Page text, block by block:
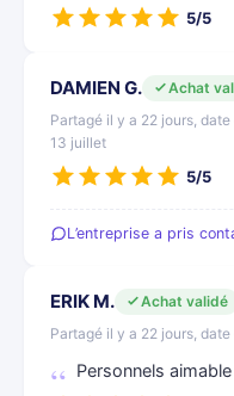
5/5
DAMIEN G.
Achat
Partagé il y a 22 jours,
13 juillet
5/5
L’entreprise a pris
ERIK M.
Achat validé
Partagé il y a 22 jours,
Personnels